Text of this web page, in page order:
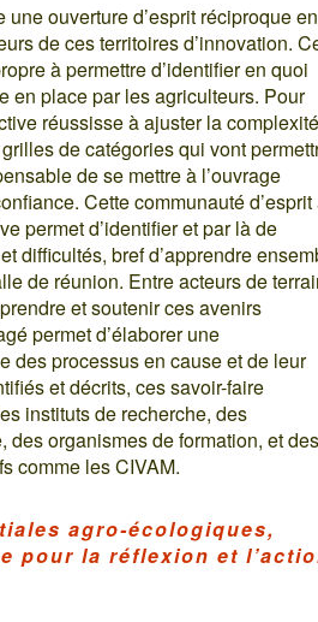
une ouverture d’esprit réciproque
de ces territoires d’innovation.
à permettre d’identifier en quoi
en place par les agriculteurs. Pour
réussisse à ajuster la
de catégories qui vont
de se mettre à l’ouvrage
Cette communauté d’esprit
permet d’identifier et par là de
difficultés, bref d’apprendre
de réunion. Entre acteurs de
et soutenir ces avenirs
permet d’élaborer une
des processus en cause et de leur
et décrits, ces savoir-faire
instituts de recherche, des
des organismes de formation, et des
comme les CIVAM.
agro-écologiques,
pour la réflexion et